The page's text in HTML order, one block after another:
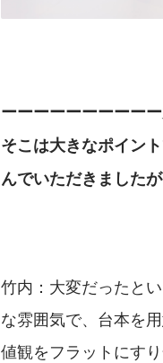
ーーーーーーーーー
そこは大きなポイン
んでいただきました
竹内：大変だったと
な雰囲気で、台本を
値観をフラットにす